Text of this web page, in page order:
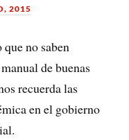
2015
no saben
de buenas
recuerda las
en el gobierno